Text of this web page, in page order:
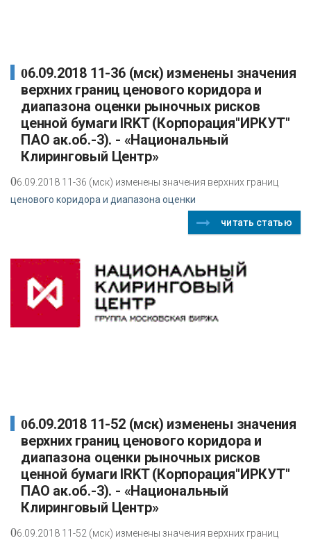
06.09.2018 11-36 (мск) изменены значения
верхних границ ценового коридора и
диапазона оценки рыночных рисков
ценной бумаги IRKT (Корпорация"ИРКУТ"
ПАО ак.об.-3). - «Национальный
Клиринговый Центр»
06.09.2018 11-36 (мск) изменены значения верхних границ
ценового коридора и диапазона оценки
читать статью
06.09.2018 11-52 (мск) изменены значения
верхних границ ценового коридора и
диапазона оценки рыночных рисков
ценной бумаги IRKT (Корпорация"ИРКУТ"
ПАО ак.об.-3). - «Национальный
Клиринговый Центр»
06.09.2018 11-52 (мск) изменены значения верхних границ